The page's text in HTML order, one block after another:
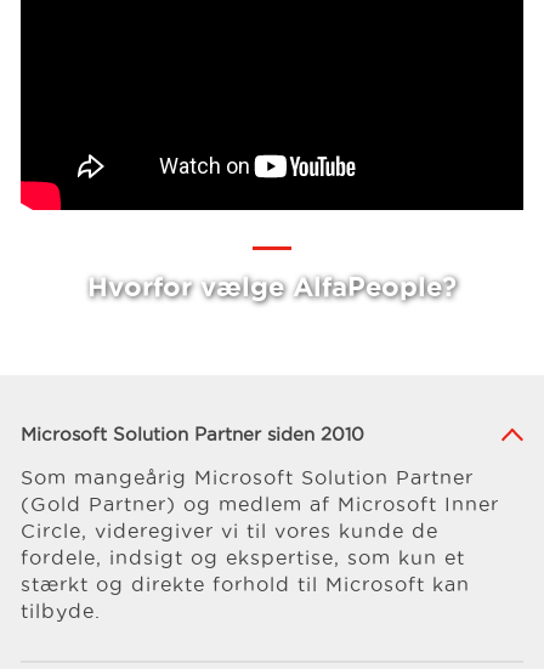
Hvorfor vælge AlfaPeople?
Microsoft Solution Partner siden 2010
Som mangeårig Microsoft Solution Partner
(Gold Partner) og medlem af Microsoft Inner
Circle, videregiver vi til vores kunde de
fordele, indsigt og ekspertise, som kun et
stærkt og direkte forhold til Microsoft kan
tilbyde.